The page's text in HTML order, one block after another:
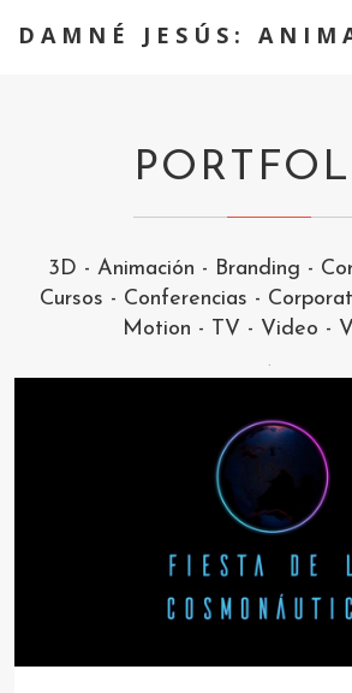
DAMNÉ JESÚS:
3D - Animación - Branding -
Cursos - Conferencias -
Motion - TV - Video -
.